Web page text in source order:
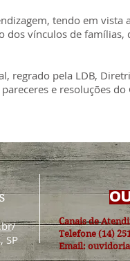
tendo em
vínculos de
regrado pela LDB,
e resoluções do
/
SP
Canais de
Telefone (14)
Email: